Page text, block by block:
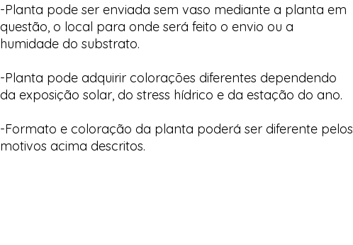
-Planta pode ser enviada sem vaso mediante a planta em
questão, o local para onde será feito o envio ou a
humidade do substrato.
-Planta pode adquirir colorações diferentes dependendo
da exposição solar, do stress hídrico e da estação do ano.
-Formato e coloração da planta poderá ser diferente pelos
motivos acima descritos.